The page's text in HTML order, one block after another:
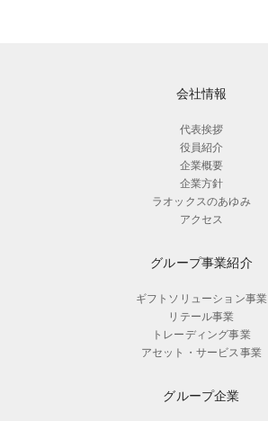
会社情報
代表挨拶
役員紹介
企業概要
企業方針
ラオックスのあゆみ
アクセス
グループ事業紹介
ギフトソリューション事業
リテール事業
トレーディング事業
アセット・サービス事業
グループ企業